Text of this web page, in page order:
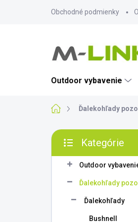
Obchodné podmienky
Outdoor vybavenie
DomovĎalekohľady
B
č
kategórie
Kategórie
Outdoor
Ďalekohľady
Ďalekohľady
Bushnell